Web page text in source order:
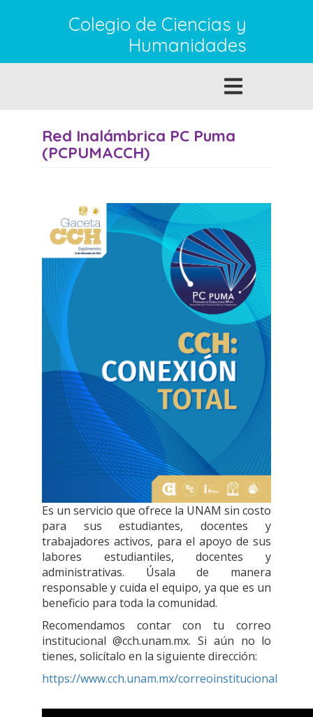
Colegio de Ciencias y
Humanidades
Toggle
navigation
Red Inalámbrica PC Puma
(PCPUMACCH)
Es un servicio que ofrece la UNAM sin costo
para sus estudiantes, docentes y
trabajadores activos, para el apoyo de sus
labores estudiantiles, docentes y
administrativas. Úsala de manera
responsable y cuida el equipo, ya que es un
beneficio para toda la comunidad.
Recomendamos contar con tu correo
institucional @cch.unam.mx. Si aún no lo
tienes, solicítalo en la siguiente dirección:
https://www.cch.unam.mx/correoinstitucional